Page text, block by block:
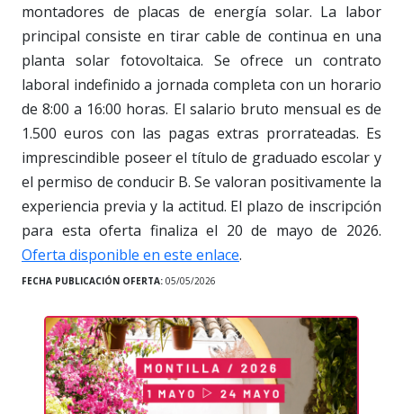
montadores de placas de energía solar. La labor
principal consiste en tirar cable de continua en una
planta solar fotovoltaica. Se ofrece un contrato
laboral indefinido a jornada completa con un horario
de 8:00 a 16:00 horas. El salario bruto mensual es de
1.500 euros con las pagas extras prorrateadas. Es
imprescindible poseer el título de graduado escolar y
el permiso de conducir B. Se valoran positivamente la
experiencia previa y la actitud. El plazo de inscripción
para esta oferta finaliza el 20 de mayo de 2026.
Oferta disponible en este enlace.
FECHA PUBLICACIÓN OFERTA: 05/05/2026